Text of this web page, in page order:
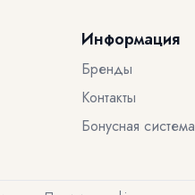
Информация
Бренды
Контакты
Бонусная система